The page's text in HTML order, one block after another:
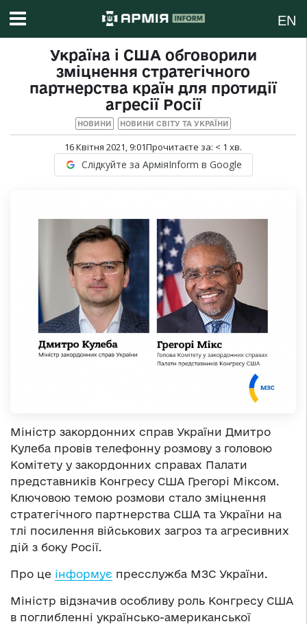
EN
Україна і США обговорили
зміцнення стратегічного
партнерства країн для протидії
агресії Росії
НОВИНИ НОВИНИ СВІТУ ТА УКРАЇНИ
16 Квітня 2021, 9:01Прочитаєте за: < 1 хв.
Слідкуйте за АрміяInform в Google
Міністр закордонних справ України Дмитро
Кулеба провів телефонну розмову з головою
Комітету у закордонних справах Палати
представників Конгресу США Грегорі Міксом.
Ключовою темою розмови стало зміцнення
стратегічного партнерства США та України на
тлі посилення військових загроз та агресивних
дій з боку Росії.
Про це інформує пресслужба МЗС України.
Міністр відзначив особливу роль Конгресу США
в поглибленні українсько-американської